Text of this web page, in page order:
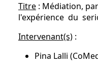
Titre : Médiation,
l'expérience du
Intervenant(s) :
Pina Lalli